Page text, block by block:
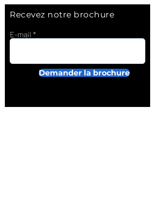
Recevez notre brochure
E-mail
Demander la brochure